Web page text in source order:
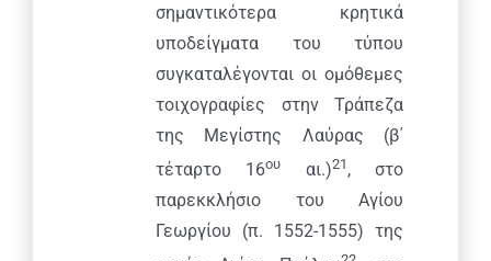
σημαντικότερα κρητικά
υποδείγματα του τύπου
συγκαταλέγονται οι ομόθεμες
τοιχογραφίες στην Τράπεζα
της Μεγίστης Λαύρας (β΄
τέταρτο 16ου αι.)21 , στο
παρεκκλήσιο του Αγίου
Γεωργίου (π. 1552-1555) της